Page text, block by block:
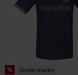
% Grote maten